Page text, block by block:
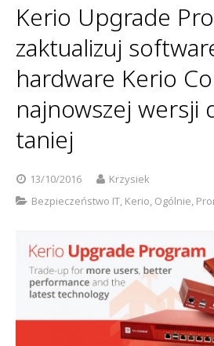
Backup-Solutions
Bezpieczeństwo IT
Kerio
Serwery pocztowe
Sophos
Usługi
Newsletter
Szkolenia
Kontakt
Polityka prywatności
Kerio Upgrade
zaktualizuj
hardware Kerio
najnowszej wersji
taniej
13/10/2016
Krzysiek
Bezpieczeństwo IT, Kerio, Ogólnie,